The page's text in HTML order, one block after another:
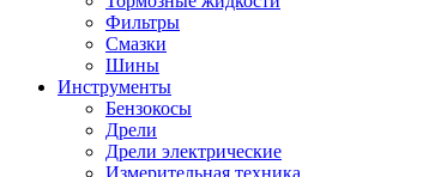
Фильтры
Смазки
Шины
Инструменты
Бензокосы
Дрели
Дрели электрические
Измерительная техника